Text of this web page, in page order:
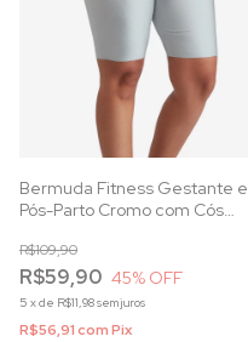
Bermuda Fitness Gestante e
Pós-Parto Cromo com Cós
R$59,90
R$109,90
45% OFF
5 xde R$11,98sem juros
R$56,91comPix